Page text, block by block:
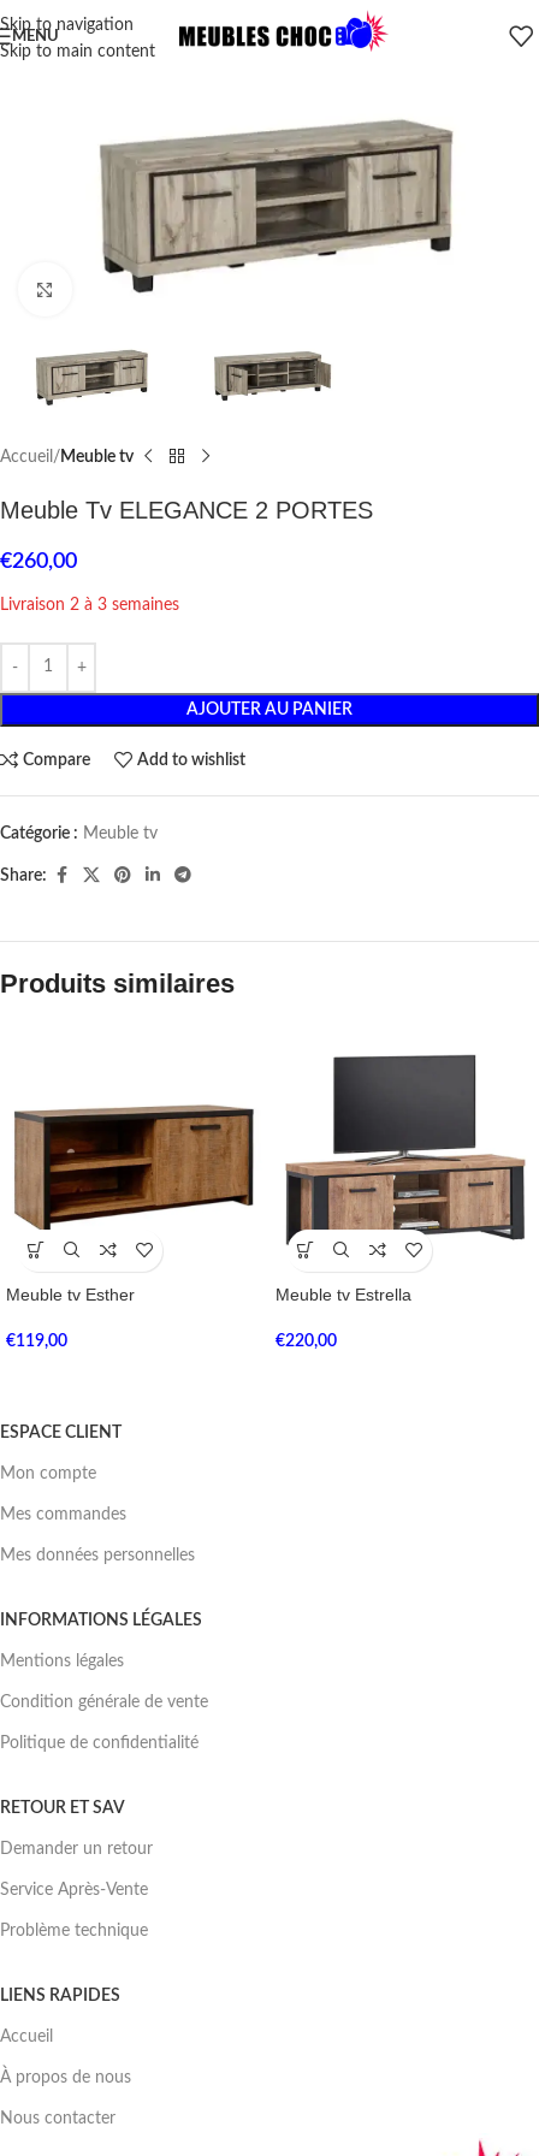
Skip to navigation
Skip to main content
MENU
Click to enlarge
Accueil Meuble tv
Meuble Tv ELEGANCE 2 PORTES
€260,00
Livraison 2 à 3 semaines
AJOUTER AU PANIER
Compare Add to wishlist
Catégorie : Meuble tv
Share:
Produits similaires
Meuble tv Esther
€119,00
Meuble tv Estrella
€220,00
ESPACE CLIENT
Mon compte
Mes commandes
Mes données personnelles
INFORMATIONS LÉGALES
Mentions légales
Condition générale de vente
Politique de confidentialité
RETOUR ET SAV
Demander un retour
Service Après-Vente
Problème technique
LIENS RAPIDES
Accueil
À propos de nous
Nous contacter